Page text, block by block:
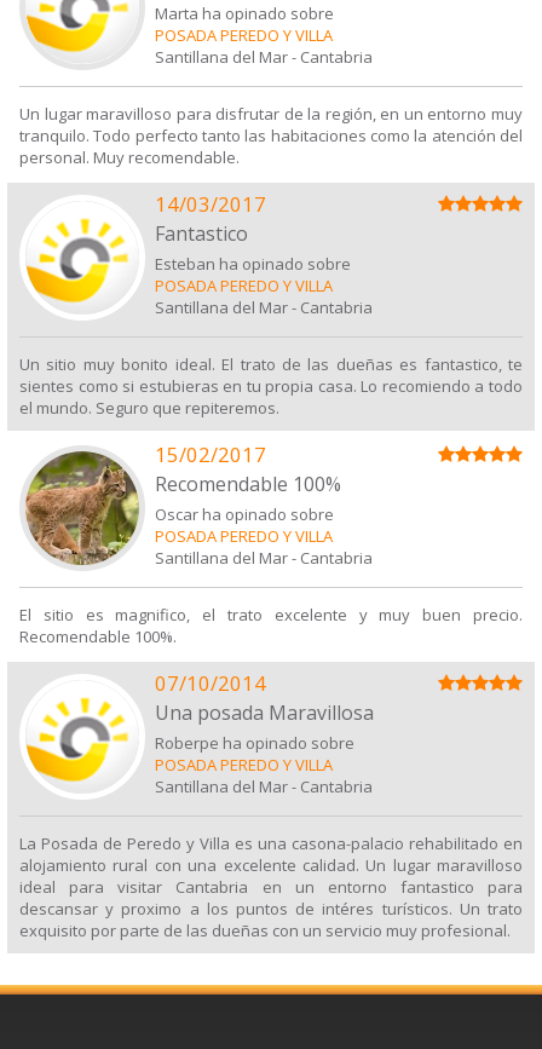
Marta ha opinado sobre
POSADA PEREDO Y VILLA
Santillana del Mar- Cantabria
Un lugar maravilloso para disfrutar de la región, en un entorno muy
tranquilo. Todo perfecto tanto las habitaciones como la atención del
personal. Muy recomendable.
14/03/2017
Fantastico
Esteban ha opinado sobre
POSADA PEREDO Y VILLA
Santillana del Mar- Cantabria
Un sitio muy bonito ideal. El trato de las dueñas es fantastico, te
sientes como si estubieras en tu propia casa. Lo recomiendo a todo
el mundo. Seguro que repiteremos.
15/02/2017
Recomendable 100%
Oscar ha opinado sobre
POSADA PEREDO Y VILLA
Santillana del Mar- Cantabria
El sitio es magnifico, el trato excelente y muy buen precio.
Recomendable 100%.
07/10/2014
Una posada Maravillosa
Roberpe ha opinado sobre
POSADA PEREDO Y VILLA
Santillana del Mar- Cantabria
La Posada de Peredo y Villa es una casona-palacio rehabilitado en
alojamiento rural con una excelente calidad. Un lugar maravilloso
ideal para visitar Cantabria en un entorno fantastico para
descansar y proximo a los puntos de intéres turísticos. Un trato
exquisito por parte de las dueñas con un servicio muy profesional.